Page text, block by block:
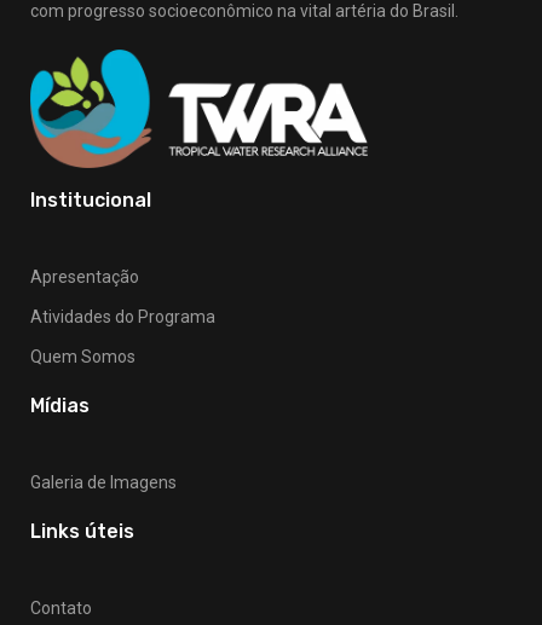
com progresso socioeconômico na vital artéria do Brasil.
Institucional
Apresentação
Atividades do Programa
Quem Somos
Mídias
Galeria de Imagens
Links úteis
Contato